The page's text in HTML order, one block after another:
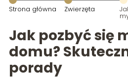
Strona główna Zwierzęta
Jak pozbyć się
domu?
porady